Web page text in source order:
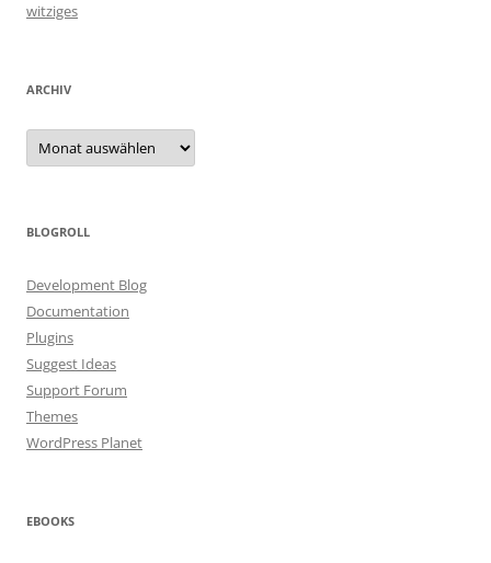
witziges
ARCHIV
Archiv
BLOGROLL
Development Blog
Documentation
Plugins
Suggest Ideas
Support Forum
Themes
WordPress Planet
EBOOKS